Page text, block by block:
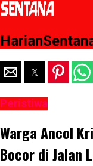
Peristiwa
Warga Ancol
Bocor di Jalan